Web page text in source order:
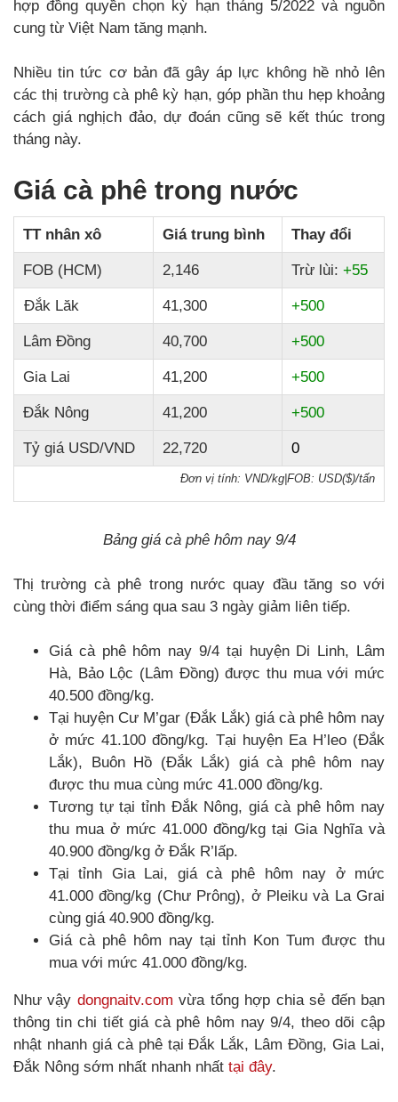
hợp đồng quyền chọn kỳ hạn tháng 5/2022 và nguồn
cung từ Việt Nam tăng mạnh.
Nhiều tin tức cơ bản đã gây áp lực không hề nhỏ lên
các thị trường cà phê kỳ hạn, góp phần thu hẹp khoảng
cách giá nghịch đảo, dự đoán cũng sẽ kết thúc trong
tháng này.
Giá cà phê trong nước
TT nhân xô Giá trung bình Thay đổi
FOB (HCM) 2,146 Trừ lùi: +55
Đắk Lăk 41,300 +500
Lâm Đồng 40,700 +500
Gia Lai 41,200 +500
Đắk Nông 41,200 +500
Tỷ giá USD/VND 22,720 0
Đơn vị tính: VND/kg FOB: USD($)/tấn
Bảng giá cà phê hôm nay 9/4
Thị trường cà phê trong nước quay đầu tăng so với
cùng thời điểm sáng qua sau 3 ngày giảm liên tiếp.
Giá cà phê hôm nay 9/4 tại huyện Di Linh, Lâm
Hà, Bảo Lộc (Lâm Đồng) được thu mua với mức
40.500 đồng/kg.
Tại huyện Cư M’gar (Đắk Lắk) giá cà phê hôm nay
ở mức 41.100 đồng/kg. Tại huyện Ea H’leo (Đắk
Lắk), Buôn Hồ (Đắk Lắk) giá cà phê hôm nay
được thu mua cùng mức 41.000 đồng/kg.
Tương tự tại tỉnh Đắk Nông, giá cà phê hôm nay
thu mua ở mức 41.000 đồng/kg tại Gia Nghĩa và
40.900 đồng/kg ở Đắk R’lấp.
Tại tỉnh Gia Lai, giá cà phê hôm nay ở mức
41.000 đồng/kg (Chư Prông), ở Pleiku và La Grai
cùng giá 40.900 đồng/kg.
Giá cà phê hôm nay tại tỉnh Kon Tum được thu
mua với mức 41.000 đồng/kg.
Như vậy dongnaitv.com vừa tổng hợp chia sẻ đến bạn
thông tin chi tiết giá cà phê hôm nay 9/4, theo dõi cập
nhật nhanh giá cà phê tại Đắk Lắk, Lâm Đồng, Gia Lai,
Đắk Nông sớm nhất nhanh nhất tại đây.